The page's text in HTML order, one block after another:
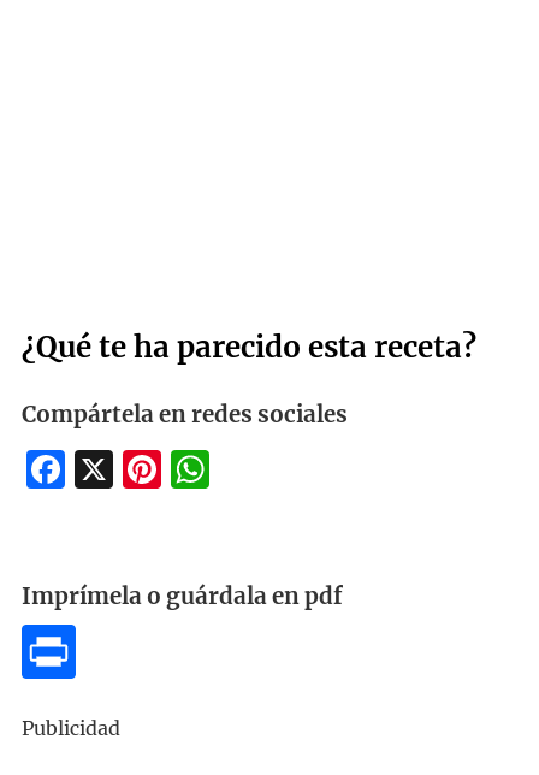
¿Qué te ha parecido esta receta?
Compártela en redes sociales
Facebook
X Pinterest
WhatsApp
Imprímela o guárdala en pdf
Publicidad